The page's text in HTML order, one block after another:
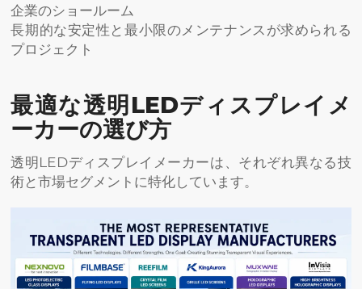
企業のショールーム
長期的な安定性と最小限のメンテナンスが求められる
プロジェクト
最適な透明LEDディスプレイメ
ーカーの選び方
透明LEDディスプレイメーカーは、それぞれ異なる技
術と市場セグメントに特化しています。